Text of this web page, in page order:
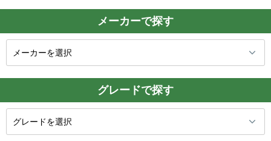
メーカーで探す
グレードで探す